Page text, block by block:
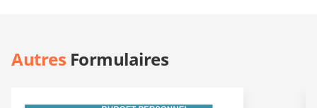
Autres Formulaires